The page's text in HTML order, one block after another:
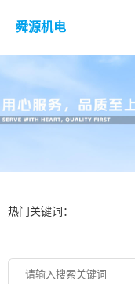
舜源机电
热门关键词：